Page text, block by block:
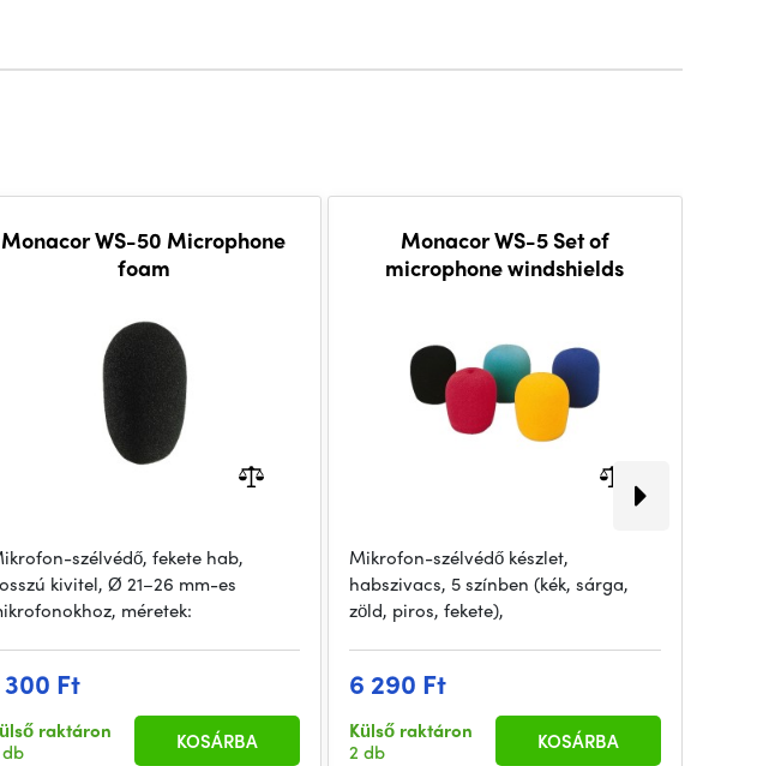
Monacor WS-50 Microphone
foam
szélvédő, fekete hab,
kivitel, Ø 21–26 mm-es
méretek:
300 Ft
raktáron
KOSÁRBA
Monacor WS-5 Set of
microphone windshields
Mikrofon-szélvédő készlet,
habszivacs, 5 színben (kék, sárga,
zöld, piros, fekete),
6 290 Ft
Külső raktáron
2 db
KOSÁRBA